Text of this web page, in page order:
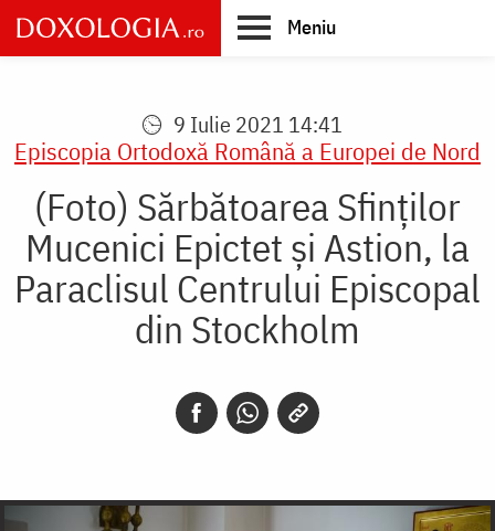
Skip
to
main
Meniu
9 Iulie 2021 14:41
Episcopia Ortodoxă Română a Europei de Nord
(Foto) Sărbătoarea Sfinților
Mucenici Epictet și Astion, la
Paraclisul Centrului Episcopal
din Stockholm